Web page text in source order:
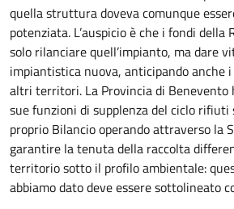
quella struttura doveva comunque
potenziata. L’auspicio è che i fondi della
solo rilanciare quell’impianto, ma dare
impiantistica nuova, anticipando anche
altri territori. La Provincia di Benevento
sue funzioni di supplenza del ciclo
proprio Bilancio operando attraverso la
garantire la tenuta della raccolta
territorio sotto il profilo ambientale:
abbiamo dato deve essere sottolineato